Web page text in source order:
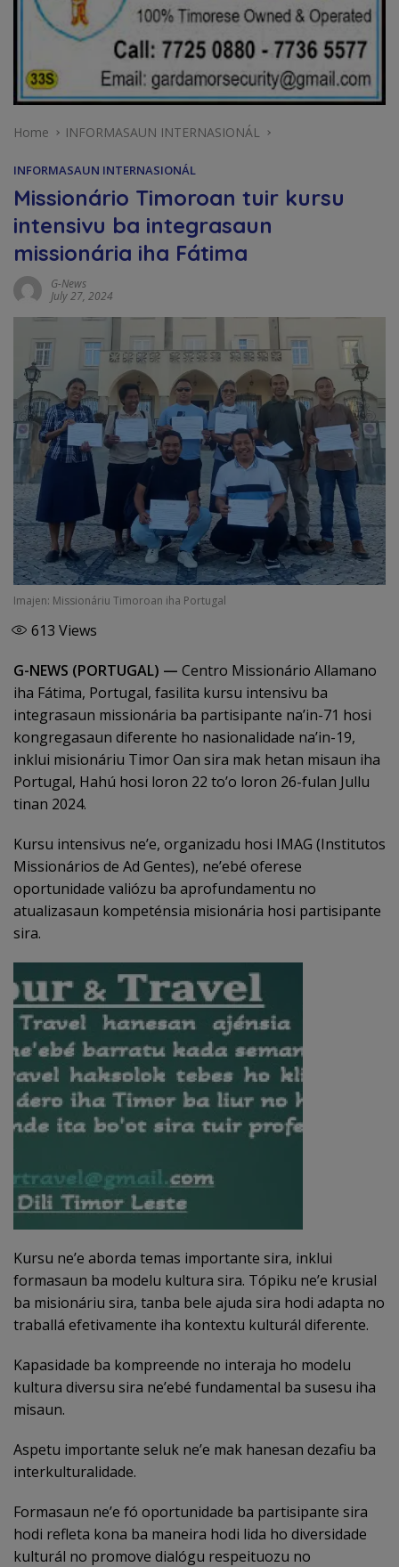
Home INFORMASAUN INTERNASIONÁL
INFORMASAUN INTERNASIONÁL
Missionário Timoroan tuir kursu
intensivu ba integrasaun
missionária iha Fátima
G-News
July 27, 2024
Imajen: Missionáriu Timoroan iha Portugal
613 Views
G-NEWS (PORTUGAL) — Centro Missionário Allamano
iha Fátima, Portugal, fasilita kursu intensivu ba
integrasaun missionária ba partisipante na’in-71 hosi
kongregasaun diferente ho nasionalidade na’in-19,
inklui misionáriu Timor Oan sira mak hetan misaun iha
Portugal, Hahú hosi loron 22 to’o loron 26-fulan Jullu
tinan 2024.
Kursu intensivus ne’e, organizadu hosi IMAG (Institutos
Missionários de Ad Gentes), ne’ebé oferese
oportunidade valiózu ba aprofundamentu no
atualizasaun kompeténsia misionária hosi partisipante
sira.
Kursu ne’e aborda temas importante sira, inklui
formasaun ba modelu kultura sira. Tópiku ne’e krusial
ba misionáriu sira, tanba bele ajuda sira hodi adapta no
traballá efetivamente iha kontextu kulturál diferente.
Kapasidade ba kompreende no interaja ho modelu
kultura diversu sira ne’ebé fundamental ba susesu iha
misaun.
Aspetu importante seluk ne’e mak hanesan dezafiu ba
interkulturalidade.
Formasaun ne’e fó oportunidade ba partisipante sira
hodi refleta kona ba maneira hodi lida ho diversidade
kulturál no promove dialógu respeituozu no